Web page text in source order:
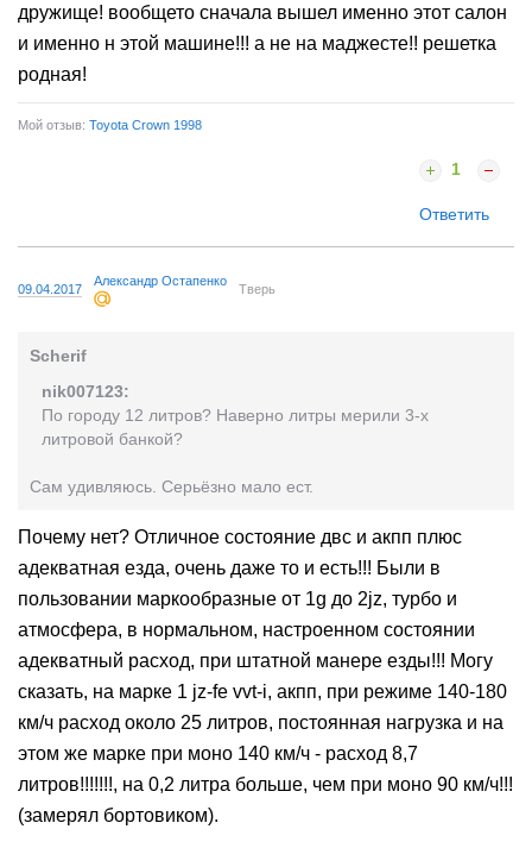
дружище! вообщето сначала вышел именно этот салон
и именно н этой машине!!! а не на маджесте!! решетка
родная!
Мой отзыв: Toyota Crown 1998
1
Ответить
09.04.2017
Александр Остапенко
Тверь
Scherif
nik007123:
По городу 12 литров? Наверно литры мерили 3-х
литровой банкой?
Сам удивляюсь. Серьёзно мало ест.
Почему нет? Отличное состояние двс и акпп плюс
адекватная езда, очень даже то и есть!!! Были в
пользовании маркообразные от 1g до 2jz, турбо и
атмосфера, в нормальном, настроенном состоянии
адекватный расход, при штатной манере езды!!! Могу
сказать, на марке 1 jz-fe vvt-i, акпп, при режиме 140-180
км/ч расход около 25 литров, постоянная нагрузка и на
этом же марке при моно 140 км/ч - расход 8,7
литров!!!!!!!, на 0,2 литра больше, чем при моно 90 км/ч!!!
(замерял бортовиком).